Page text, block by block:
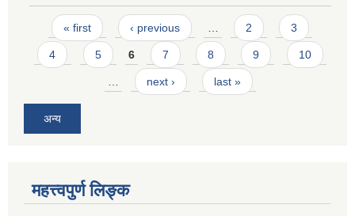
Pages
« first ‹ previous 2 3
4 5 6 7 8 9 10
next › last »
अन्य
महत्त्वपुर्ण लिङ्क